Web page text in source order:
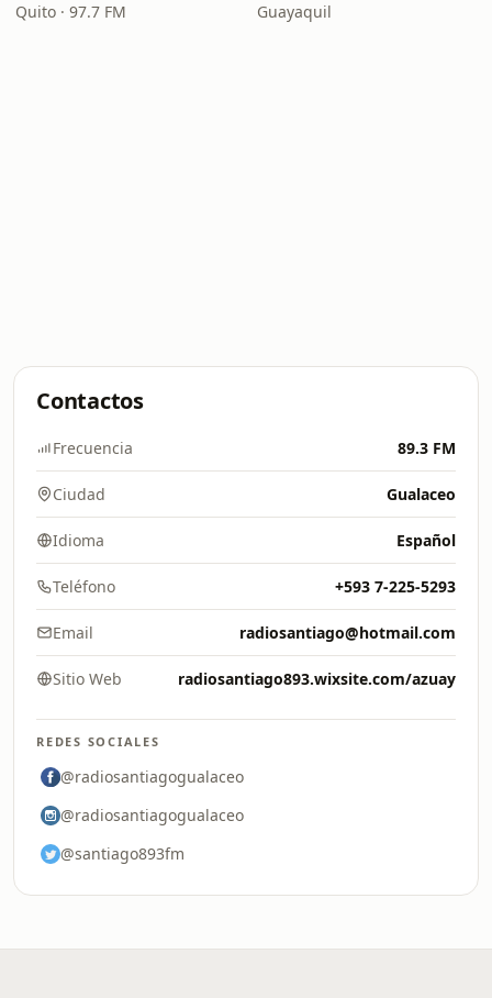
Quito · 97.7 FM Guayaquil
Contactos
Frecuencia 89.3 FM
Ciudad Gualaceo
Idioma Español
Teléfono +593 7-225-5293
Email radiosantiago@hotmail.com
Sitio Web radiosantiago893.wixsite.com/azuay
REDES SOCIALES
@radiosantiagogualaceo
@radiosantiagogualaceo
@santiago893fm